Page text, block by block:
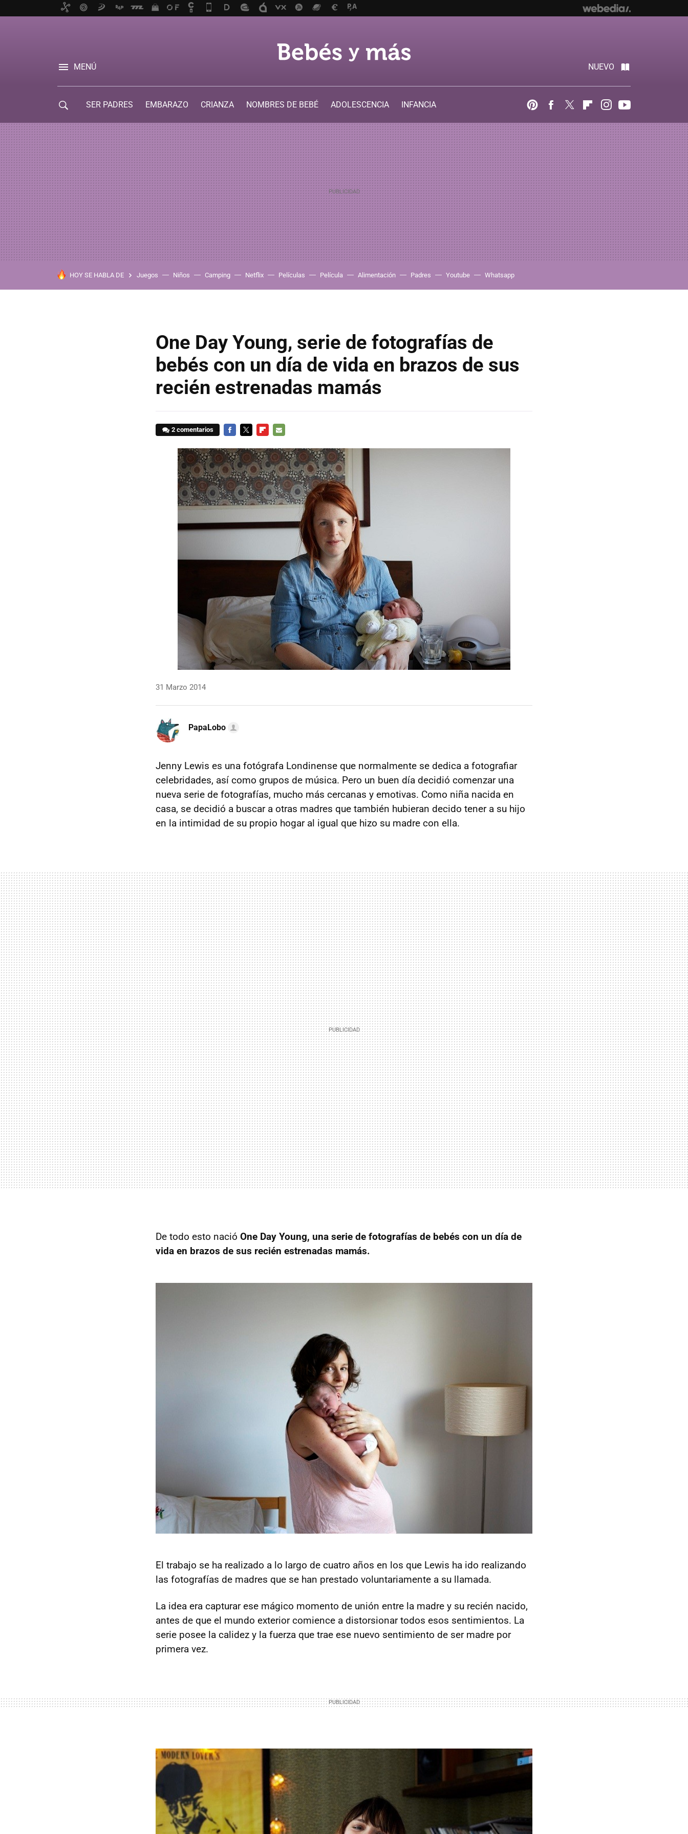
MENÚ NUEVO
SER PADRES EMBARAZO CRIANZA NOMBRES DE BEBÉ ADOLESCENCIA
INFANCIA
PinterestFacebook
Twitter FlipboardInstagram
HOY SE HABLA DE Juegos Niños Camping Netflix Películas Película Alimentación Padres Youtube Whatsapp
One Day Young, serie de fotografías de
bebés con un día de vida en brazos de sus
recién estrenadas mamás
2 comentarios
MAIL
31 Marzo 2014
PapaLobo
Jenny Lewis es una fotógrafa Londinense que normalmente se dedica a fotografiar
celebridades, así como grupos de música. Pero un buen día decidió comenzar una
nueva serie de fotografías, mucho más cercanas y emotivas. Como niña nacida en
casa, se decidió a buscar a otras madres que también hubieran decido tener a su hijo
en la intimidad de su propio hogar al igual que hizo su madre con ella.
De todo esto nació One Day Young, una serie de fotografías de bebés con un día de
vida en brazos de sus recién estrenadas mamás.
El trabajo se ha realizado a lo largo de cuatro años en los que Lewis ha ido realizando
las fotografías de madres que se han prestado voluntariamente a su llamada.
La idea era capturar ese mágico momento de unión entre la madre y su recién nacido,
antes de que el mundo exterior comience a distorsionar todos esos sentimientos. La
serie posee la calidez y la fuerza que trae ese nuevo sentimiento de ser madre por
primera vez.